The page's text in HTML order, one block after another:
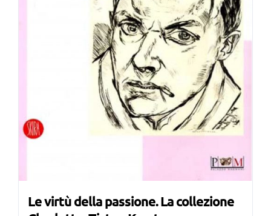
Le virtù della passione. La collezione